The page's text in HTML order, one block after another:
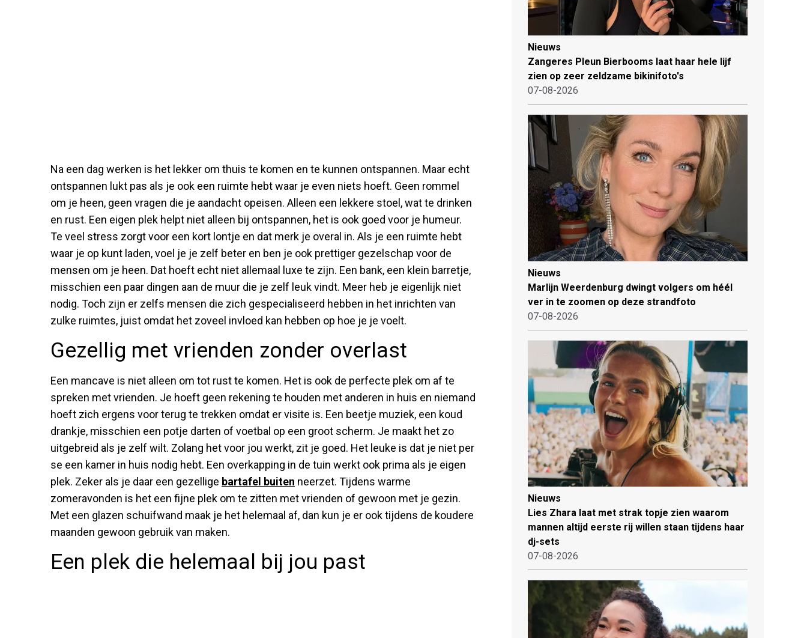
Na een dag werken is het lekker om thuis te komen en te kunnen ontspannen. Maar echt
ontspannen lukt pas als je ook een ruimte hebt waar je even niets hoeft. Geen rommel
om je heen, geen vragen die je aandacht opeisen. Alleen een lekkere stoel, wat te drinken
en rust. Een eigen plek helpt niet alleen bij ontspannen, het is ook goed voor je humeur.
Te veel stress zorgt voor een kort lontje en dat merk je overal in. Als je een ruimte hebt
waar je op kunt laden, voel je je zelf beter en ben je ook prettiger gezelschap voor de
mensen om je heen. Dat hoeft echt niet allemaal luxe te zijn. Een bank, een klein barretje,
misschien een paar dingen aan de muur die je zelf leuk vindt. Meer heb je eigenlijk niet
nodig. Toch zijn er zelfs mensen die zich gespecialiseerd hebben in het inrichten van
zulke ruimtes, juist omdat het zoveel invloed kan hebben op hoe je je voelt.
Gezellig met vrienden zonder overlast
Een mancave is niet alleen om tot rust te komen. Het is ook de perfecte plek om af te
spreken met vrienden. Je hoeft geen rekening te houden met anderen in huis en niemand
hoeft zich ergens voor terug te trekken omdat er visite is. Een beetje muziek, een koud
drankje, misschien een potje darten of voetbal op een groot scherm. Je maakt het zo
uitgebreid als je zelf wilt. Zolang het voor jou werkt, zit je goed. Het leuke is dat je niet per
se een kamer in huis nodig hebt. Een overkapping in de tuin werkt ook prima als je eigen
plek. Zeker als je daar een gezellige bartafel buiten neerzet. Tijdens warme
zomeravonden is het een fijne plek om te zitten met vrienden of gewoon met je gezin.
Met een glazen schuifwand maak je het helemaal af, dan kun je er ook tijdens de koudere
maanden gewoon gebruik van maken.
Een plek die helemaal bij jou past
Nieuws
Zangeres Pleun Bierbooms laat haar hele lijf
zien op zeer zeldzame bikinifoto's
07-08-2026
Nieuws
Marlijn Weerdenburg dwingt volgers om héél
ver in te zoomen op deze strandfoto
07-08-2026
Nieuws
Lies Zhara laat met strak topje zien waarom
mannen altijd eerste rij willen staan tijdens haar
dj-sets
07-08-2026